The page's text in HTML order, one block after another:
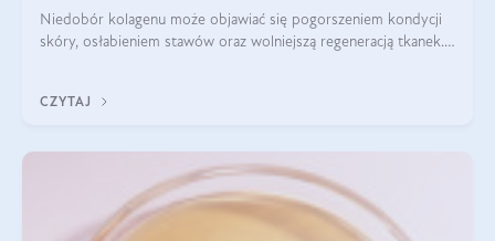
Niedobór kolagenu może objawiać się pogorszeniem kondycji
skóry, osłabieniem stawów oraz wolniejszą regeneracją tkanek.
osłabienie włosów.
CZYTAJ